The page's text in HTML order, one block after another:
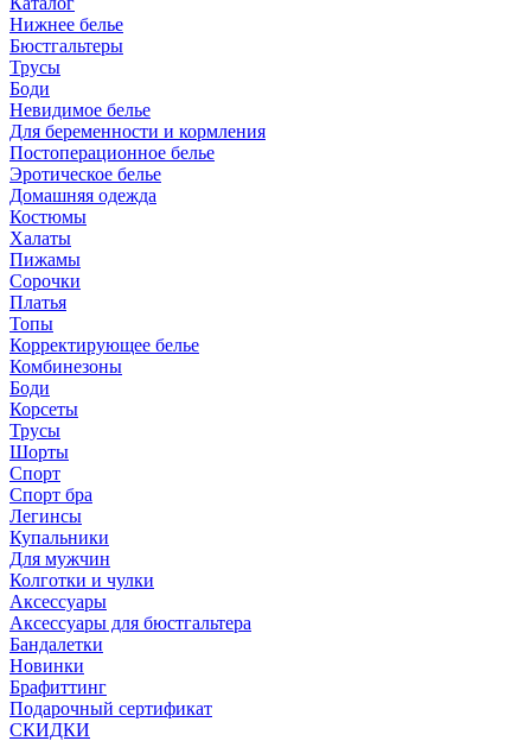
Нижнее белье
Бюстгальтеры
Трусы
Боди
Невидимое белье
Для беременности и кормления
Постоперационное белье
Эротическое белье
Домашняя одежда
Костюмы
Халаты
Пижамы
Сорочки
Платья
Топы
Корректирующее белье
Комбинезоны
Боди
Корсеты
Трусы
Шорты
Спорт
Спорт бра
Легинсы
Купальники
Для мужчин
Колготки и чулки
Аксессуары
Аксессуары для бюстгальтера
Бандалетки
Новинки
Брафиттинг
Подарочный сертификат
СКИДКИ